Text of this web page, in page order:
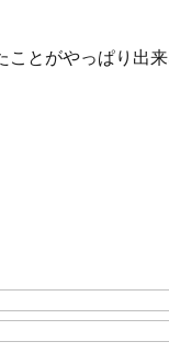
とがやっぱり出